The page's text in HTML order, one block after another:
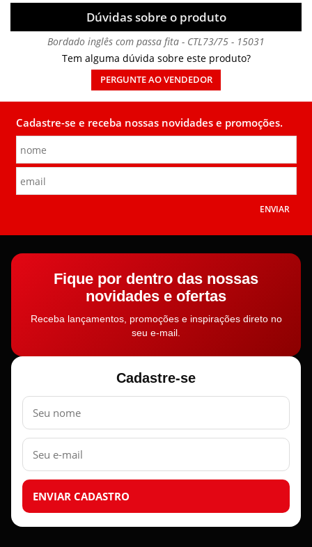
Dúvidas sobre o produto
Bordado inglês com passa fita - CTL73/75 - 15031
Tem alguma dúvida sobre este produto?
PERGUNTE AO VENDEDOR
Cadastre-se e receba nossas novidades e promoções.
ENVIAR
Fique por dentro das nossas
novidades e ofertas
Receba lançamentos, promoções e inspirações direto no
seu e-mail.
Cadastre-se
Nome
E-
mail
ENVIAR CADASTRO